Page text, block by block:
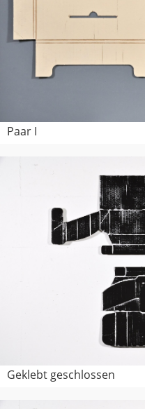
Paar I
Geklebt geschlossen